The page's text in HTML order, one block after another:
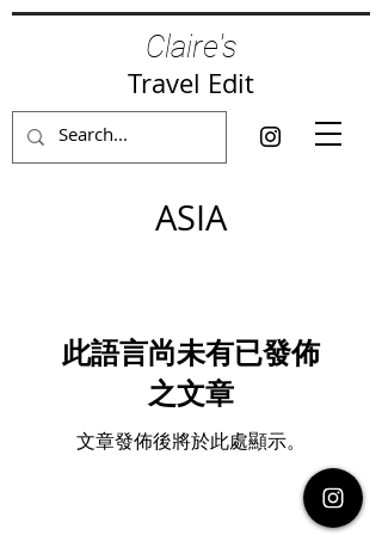
Claire's
Travel Edit
ASIA
此語言尚未有已發佈
之文章
文章發佈後將於此處顯示。